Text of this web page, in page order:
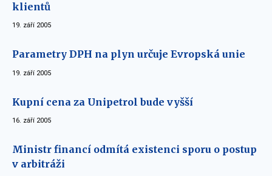
klientů
19. září 2005
Parametry DPH na plyn určuje Evropská unie
19. září 2005
Kupní cena za Unipetrol bude vyšší
16. září 2005
Ministr financí odmítá existenci sporu o postup
v arbitráži